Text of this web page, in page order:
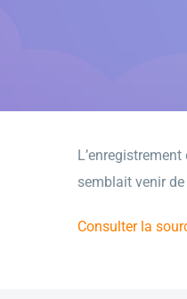
semblait venir de
Consulter la